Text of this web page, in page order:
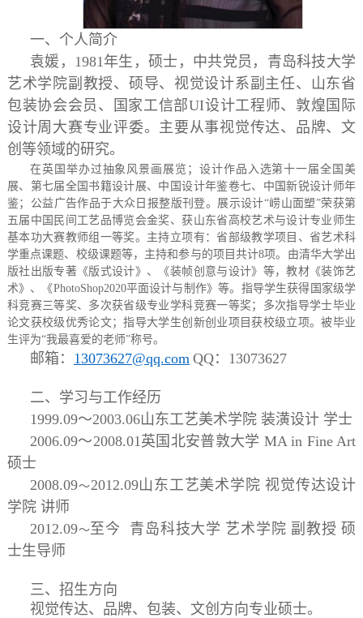
一、个人简介
袁媛， 1981年生，硕士，中共党员，青岛科技大学
艺术学院副教授、硕导、视觉设计系副主任、
山东省
包装协会会员、国家工信部UI设计工程师、敦煌国际
设计周大赛专业评委。主要从事视觉传达、品牌、文
创等领域的研究。
在英国举办过抽象风景画展览；设计作品入选第十一届全国美
展、第七届全国书籍设计展、中国设计年鉴卷七、中国新锐设计师年
鉴；
公益广告作品于大众日报整版刊登。展示设计“崂山面塑”荣获第
五届中国民间工艺品博览会金奖、获山东省高校艺术与设计专业师生
基本功大赛教师组一等奖。主持立项有：省部级教学项目、省艺术科
学重点课题、校级课题等，主持和参与的项目共计8项。由清华大学出
版社出版专著《版式设计》、《装帧创意与设计》等，教材《装饰艺
术》、《PhotoShop2020平面设计与制作》等。指导学生获得国家级学
科竞赛三等奖、多次获省级专业学科竞赛一等奖；多次指导学士毕业
论文获校级优秀论文；指导大学生创新创业项目获校级立项。被毕业
生评为“我最喜爱的老师”称号。
邮箱： 13073627@qq.com QQ：13073627
二、学习与工作经历
1999.09～2003.06山东工艺美术学院 装潢设计 学士
2006.09～2008.01英国北安普敦大学 MA in Fine Art
硕士
2008.09～2012.09山东工艺美术学院 视觉传达设计
学院 讲师
2012.09～至今 青岛科技大学 艺术学院 副教授 硕
士生导师
三、招生方向
视觉传达、品牌、包装、文创方向专业硕士。